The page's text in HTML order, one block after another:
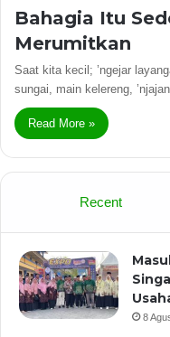
Bahagia Itu
Merumitkan
Saat kita kecil; ’ngejar
sungai, main kelereng,
Read More »
Recent
8